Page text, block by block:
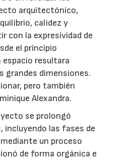
arquitectónico,
calidez y
con la expresividad de
el principio
espacio resultara
grandes dimensiones.
pero también
Alexandra.
se prolongó
incluyendo las fases de
un proceso
de forma orgánica e